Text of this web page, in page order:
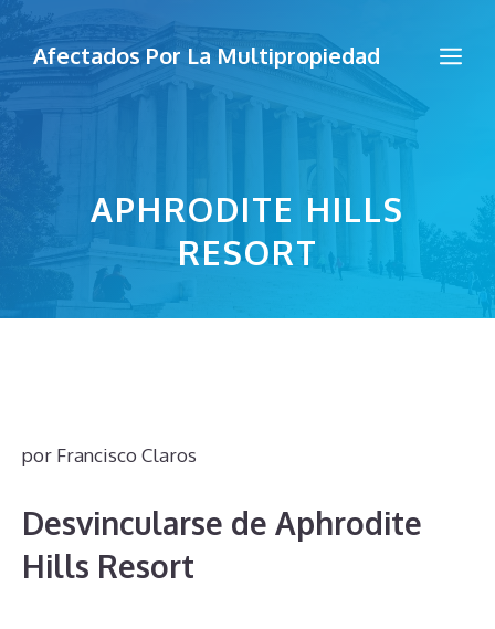
Afectados Por La Multipropiedad
APHRODITE HILLS
RESORT
por Francisco Claros
Desvincularse de Aphrodite
Hills Resort